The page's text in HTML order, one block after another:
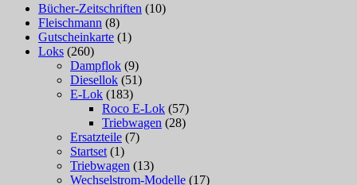
Bücher-Zeitschriften (10)
Fleischmann (8)
Gutscheinkarte (1)
Loks (260)
Dampflok (9)
Diesellok (51)
E-Lok (183)
Roco E-Lok (57)
Triebwagen (28)
Ersatzteile (7)
Startset (1)
Triebwagen (13)
Wechselstrom-Modelle (17)